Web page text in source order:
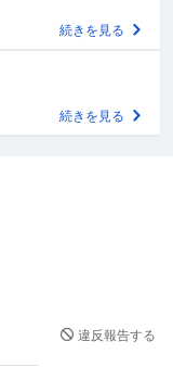
続きを見る
続きを見る
違反報告する